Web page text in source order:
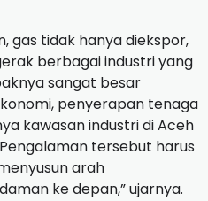
gas tidak hanya diekspor,
berbagai industri yang
sangat besar
penyerapan tenaga
kawasan industri di Aceh
tersebut harus
arah
ke depan,” ujarnya.